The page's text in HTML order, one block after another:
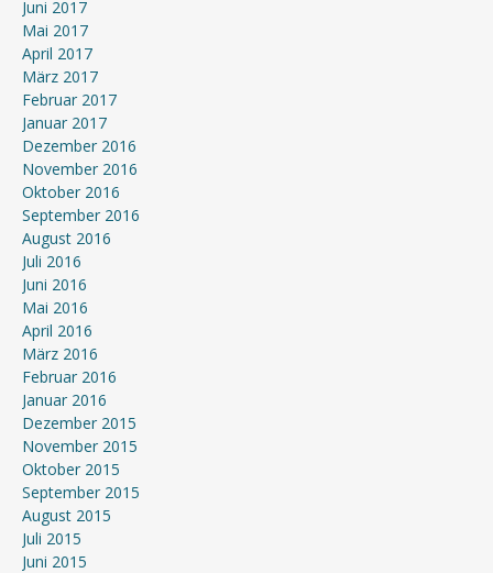
Juni 2017
Mai 2017
April 2017
März 2017
Februar 2017
Januar 2017
Dezember 2016
November 2016
Oktober 2016
September 2016
August 2016
Juli 2016
Juni 2016
Mai 2016
April 2016
März 2016
Februar 2016
Januar 2016
Dezember 2015
November 2015
Oktober 2015
September 2015
August 2015
Juli 2015
Juni 2015